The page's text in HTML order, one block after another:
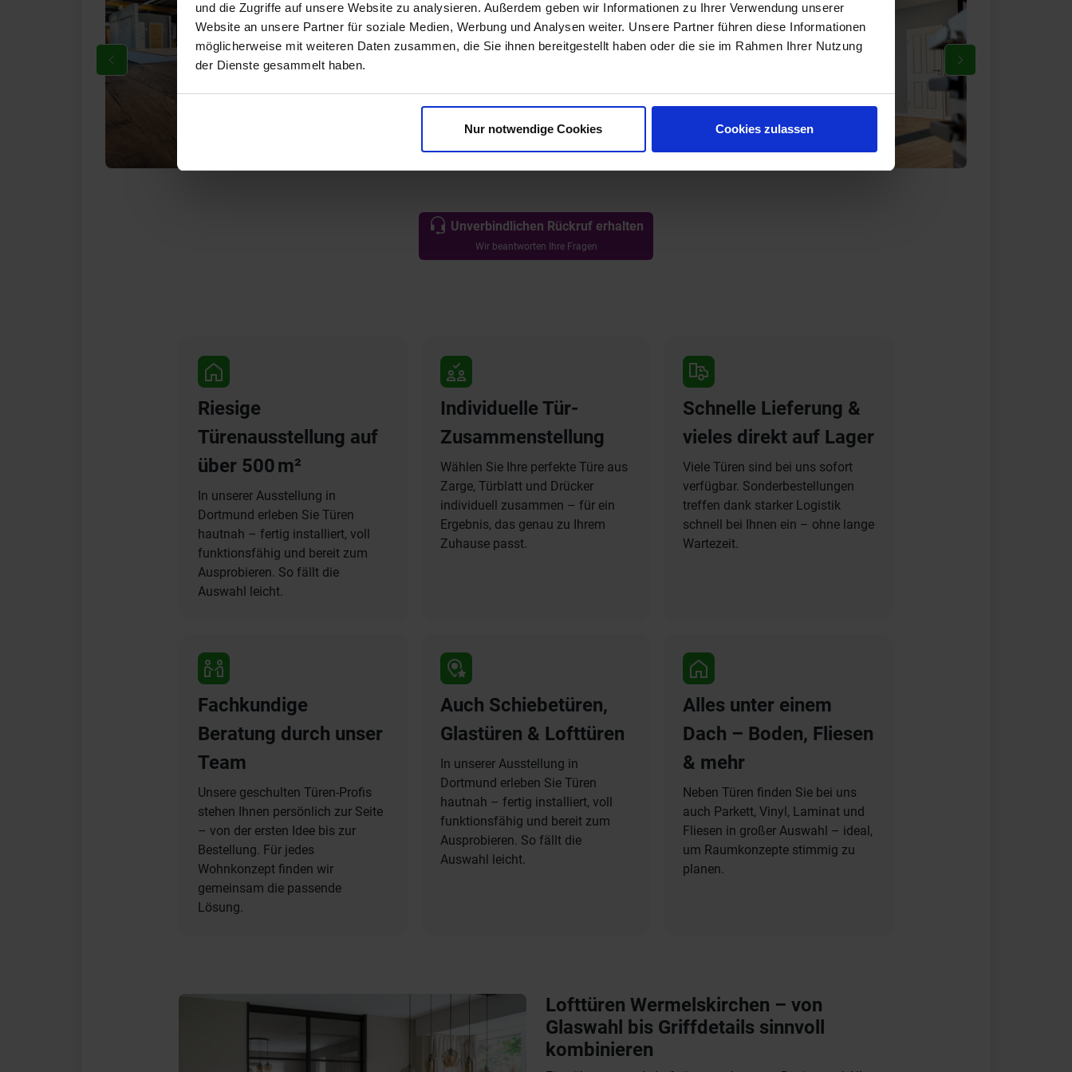
und die Zugriffe auf unsere Website zu analysieren. Außerdem geben wir Informationen zu Ihrer Verwendung unserer
Website an unsere Partner für soziale Medien, Werbung und Analysen weiter. Unsere Partner führen diese Informationen
möglicherweise mit weiteren Daten zusammen, die Sie ihnen bereitgestellt haben oder die sie im Rahmen Ihrer Nutzung
der Dienste gesammelt haben.
Nur notwendige Cookies Cookies zulassen
Unverbindlichen Rückruf erhalten
Wir beantworten Ihre Fragen
Riesige
Türenausstellung auf
über 500 m²
In unserer Ausstellung in
Dortmund erleben Sie Türen
hautnah – fertig installiert, voll
funktionsfähig und bereit zum
Ausprobieren. So fällt die
Auswahl leicht.
Individuelle Tür-
Zusammenstellung
Wählen Sie Ihre perfekte Türe aus
Zarge, Türblatt und Drücker
individuell zusammen – für ein
Ergebnis, das genau zu Ihrem
Zuhause passt.
Schnelle Lieferung &
vieles direkt auf Lager
Viele Türen sind bei uns sofort
verfügbar. Sonderbestellungen
treffen dank starker Logistik
schnell bei Ihnen ein – ohne lange
Wartezeit.
Fachkundige
Beratung durch unser
Team
Unsere geschulten Türen-Profis
stehen Ihnen persönlich zur Seite
– von der ersten Idee bis zur
Bestellung. Für jedes
Wohnkonzept finden wir
gemeinsam die passende
Lösung.
Auch Schiebetüren,
Glastüren & Lofttüren
In unserer Ausstellung in
Dortmund erleben Sie Türen
hautnah – fertig installiert, voll
funktionsfähig und bereit zum
Ausprobieren. So fällt die
Auswahl leicht.
Alles unter einem
Dach – Boden, Fliesen
& mehr
Neben Türen finden Sie bei uns
auch Parkett, Vinyl, Laminat und
Fliesen in großer Auswahl – ideal,
um Raumkonzepte stimmig zu
planen.
Lofttüren Wermelskirchen – von
Glaswahl bis Griffdetails sinnvoll
kombinieren